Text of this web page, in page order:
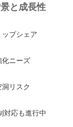
と成長性
プシェア
ニーズ
リスク
対応も進行中